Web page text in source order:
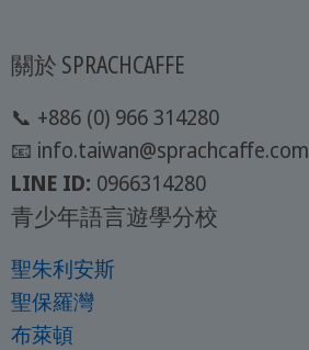
關於 SPRACHCAFFE
📞 +886 (0) 966 314280
📧 info.taiwan@sprachcaffe.com
LINE ID: 0966314280
青少年語言遊學分校
聖朱利安斯
聖保羅灣
布萊頓